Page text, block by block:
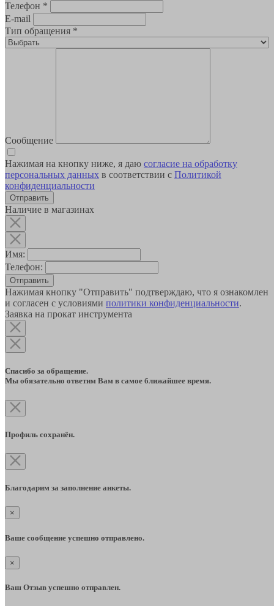
Телефон *
E-mail
Тип обращения *
Сообщение
Нажимая на кнопку ниже, я даю согласие на обработку
персональных данных в соответствии с Политикой
конфиденциальности
Наличие в магазинах
Имя:
Телефон:
Отправить
Нажимая кнопку "Отправить" подтверждаю, что я ознакомлен
и согласен с условиями политики конфиденциальности.
Заявка на прокат инструмента
Спасибо за обращение.
Мы обязательно ответим Вам в самое ближайшее время.
Профиль сохранён.
Благодарим за заполнение анкеты.
×
Ваше сообщение успешно отправлено.
×
Ваш Отзыв успешно отправлен.